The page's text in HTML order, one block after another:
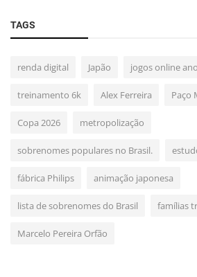
TAGS
renda digital Japão jogos online
treinamento 6k Alex Ferreira Paço
Copa 2026 metropolização
sobrenomes populares no Brasil.
fábrica Philips animação japonesa
lista de sobrenomes do Brasil famílias
Marcelo Pereira Orfão